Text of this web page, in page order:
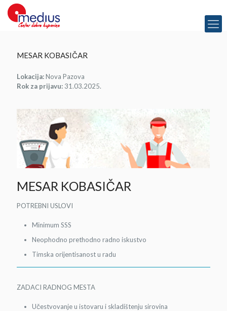
MESAR KOBASIČAR
Lokacija:Nova Pazova
Rok za prijavu: 31.03.2025.
MESAR KOBASIČAR
POTREBNI USLOVI
Minimum SSS
Neophodno prethodno radno iskustvo
Timska orijentisanost u radu
ZADACI RADNOG MESTA
Učestvovanje u istovaru i skladištenju sirovina